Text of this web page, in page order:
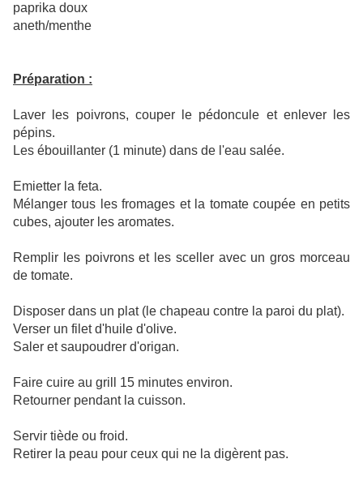
paprika doux
aneth/menthe
Préparation :
Laver les poivrons, couper le pédoncule et enlever les
pépins.
Les ébouillanter (1 minute) dans de l'eau salée.
Emietter la feta.
Mélanger tous les fromages et la tomate coupée en petits
cubes, ajouter les aromates.
Remplir les poivrons et les sceller avec un gros morceau
de tomate.
Disposer dans un plat (le chapeau contre la paroi du plat).
Verser un filet d'huile d'olive.
Saler et saupoudrer d'origan.
Faire cuire au grill 15 minutes environ.
Retourner pendant la cuisson.
Servir tiède ou froid.
Retirer la peau pour ceux qui ne la digèrent pas.